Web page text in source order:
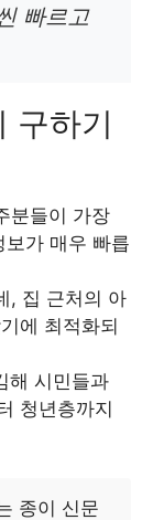
빠르고
구하기
분들이 가장
보가 매우 빠릅
, 집 근처의 아
에 최적화되
해 시민들과
청년층까지
종이 신문